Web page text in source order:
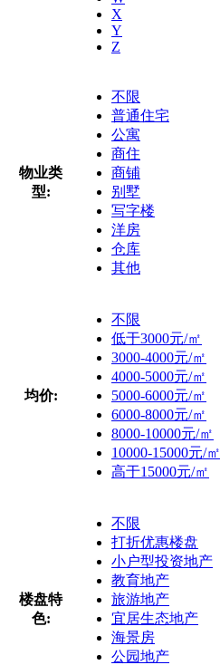
X
Y
Z
物业类
型:
不限
普通住宅
公寓
商住
商铺
别墅
写字楼
洋房
仓库
其他
均价:
不限
低于3000元/㎡
3000-4000元/㎡
4000-5000元/㎡
5000-6000元/㎡
6000-8000元/㎡
8000-10000元/㎡
10000-15000元/㎡
高于15000元/㎡
楼盘特
色:
不限
打折优惠楼盘
小户型投资地产
教育地产
旅游地产
宜居生态地产
海景房
公园地产